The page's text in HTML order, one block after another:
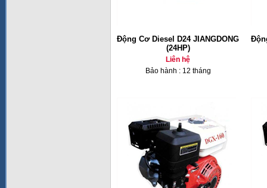
Động Cơ Diesel D24 JIANGDONG
(24HP)
Liên hệ
Bảo hành : 12 tháng